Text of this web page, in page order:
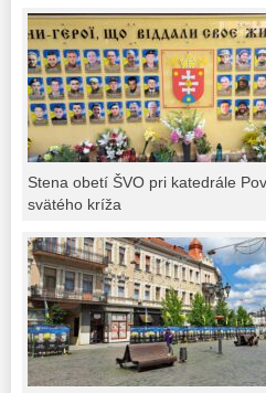
Stena obetí ŠVO pri katedrále
svätého kríža